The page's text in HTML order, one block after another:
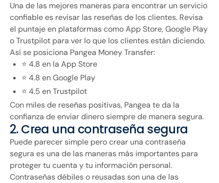
Una de las mejores maneras para encontrar un servicio
confiable es revisar las reseñas de los clientes. Revisa
el puntaje en plataformas como App Store, Google Play
o Trustpilot para ver lo que los clientes están diciendo.
Así se posiciona Pangea Money Transfer:
⭐️ 4.8 en la App Store
⭐️ 4.8 en Google Play
⭐️ 4.5 en Trustpilot
Con miles de reseñas positivas, Pangea te da la
confianza de enviar dinero siempre de manera segura.
2. Crea una contraseña segura
Puede parecer simple pero crear una contraseña
segura es una de las maneras más importantes para
proteger tu cuenta y tu información personal.
Contraseñas débiles o reusadas son una de las